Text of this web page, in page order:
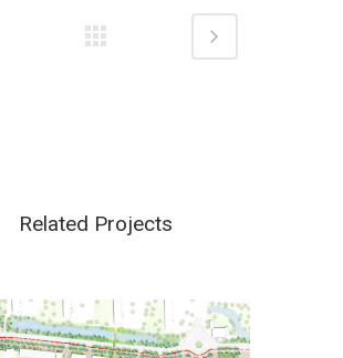
Related Projects